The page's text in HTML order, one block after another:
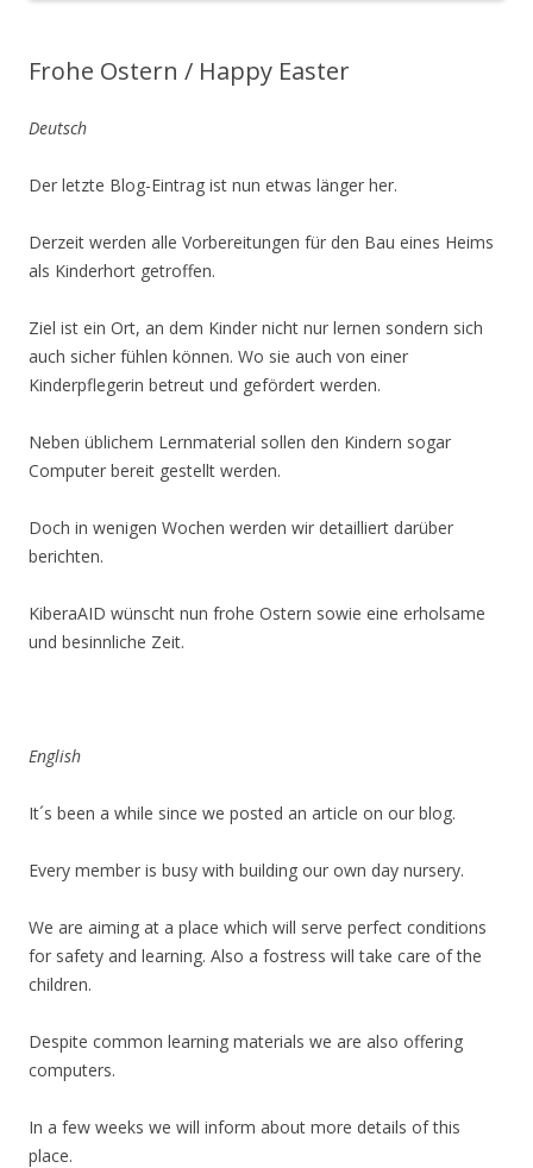
Frohe Ostern / Happy Easter
Deutsch
Der letzte Blog-Eintrag ist nun etwas länger her.
Derzeit werden alle Vorbereitungen für den Bau eines Heims
als Kinderhort getroffen.
Ziel ist ein Ort, an dem Kinder nicht nur lernen sondern sich
auch sicher fühlen können. Wo sie auch von einer
Kinderpflegerin betreut und gefördert werden.
Neben üblichem Lernmaterial sollen den Kindern sogar
Computer bereit gestellt werden.
Doch in wenigen Wochen werden wir detailliert darüber
berichten.
KiberaAID wünscht nun frohe Ostern sowie eine erholsame
und besinnliche Zeit.
English
It´s been a while since we posted an article on our blog.
Every member is busy with building our own day nursery.
We are aiming at a place which will serve perfect conditions
for safety and learning. Also a fostress will take care of the
children.
Despite common learning materials we are also offering
computers.
In a few weeks we will inform about more details of this
place.